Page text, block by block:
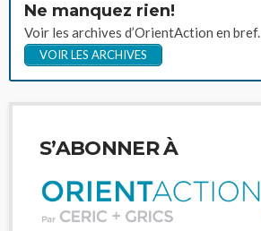
Ne manquez rien!
Voir les archives d’OrientAction en bref.
VOIR LES ARCHIVES
S’ABONNER À